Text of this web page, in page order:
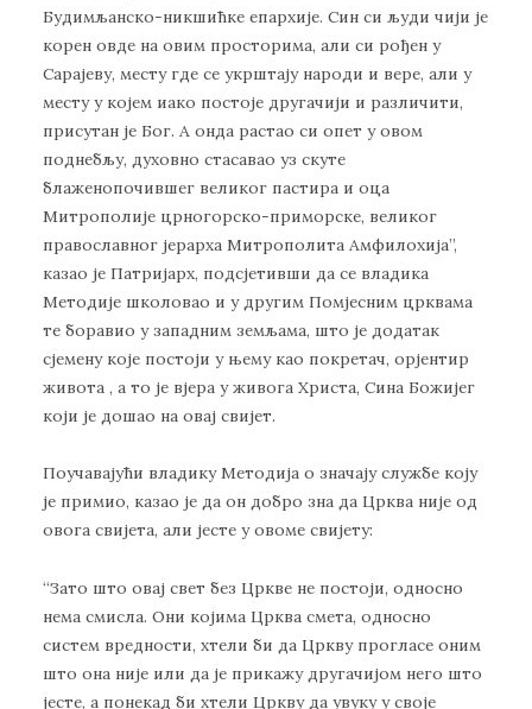
Будимљанско-никшићке епархије. Син си људи чији је
корен овде на овим просторима, али си рођен у
Сарајеву, месту где се укрштају народи и вере, али у
месту у којем иако постоје другачији и различити,
присутан је Бог. А онда растао си опет у овом
поднебљу, духовно стасавао уз скуте
блаженопочившег великог пастира и оца
Митрополије црногорско-приморске, великог
православног јерарха Митрополита Амфилохија”,
казао је Патријарх, подсјетивши да се владика
Методије школовао и у другим Помјесним црквама
те боравио у западним земљама, што је додатак
сјемену које постоји у њему као покретач, орјентир
живота , а то је вјера у живога Христа, Сина Божијег
који је дошао на овај свијет.
Поучавајући владику Методија о значају службе коју
је примио, казао је да он добро зна да Црква није од
овога свијета, али јесте у овоме свијету:
“Зато што овај свет без Цркве не постоји, односно
нема смисла. Они којима Црква смета, односно
систем вредности, хтели би да Цркву прогласе оним
што она није или да је прикажу другачијом него што
јесте, а понекад би хтели Цркву да увуку у своје